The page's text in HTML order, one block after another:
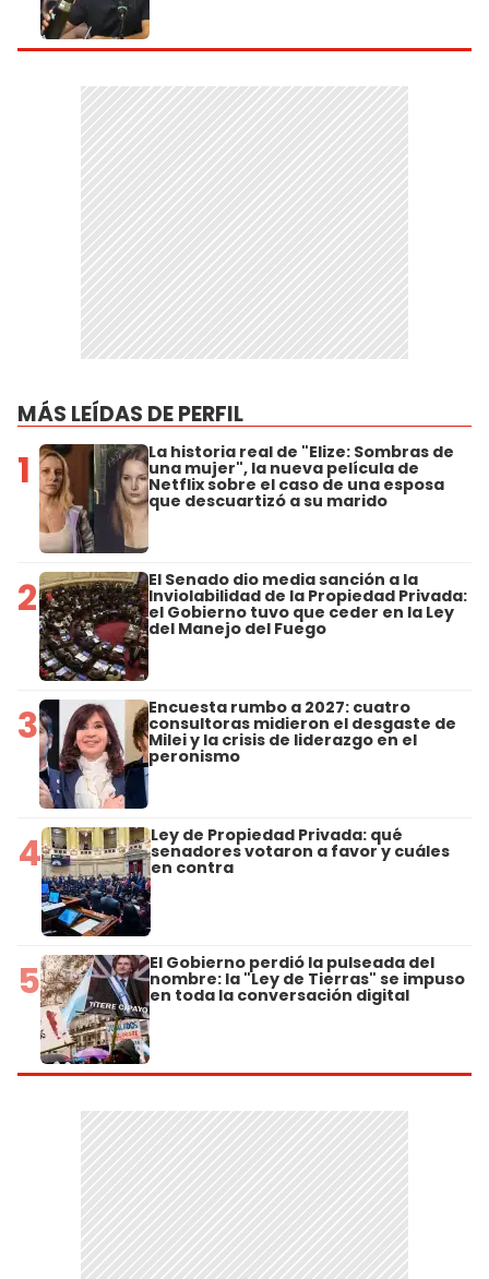
MÁS LEÍDAS DE PERFIL
1 La historia real de "Elize: Sombras de
una mujer", la nueva película de
Netflix sobre el caso de una esposa
que descuartizó a su marido
2 El Senado dio media sanción a la
Inviolabilidad de la Propiedad Privada:
el Gobierno tuvo que ceder en la Ley
del Manejo del Fuego
3 Encuesta rumbo a 2027: cuatro
consultoras midieron el desgaste de
Milei y la crisis de liderazgo en el
peronismo
4 Ley de Propiedad Privada: qué
senadores votaron a favor y cuáles
en contra
5 El Gobierno perdió la pulseada del
nombre: la "Ley de Tierras" se impuso
en toda la conversación digital